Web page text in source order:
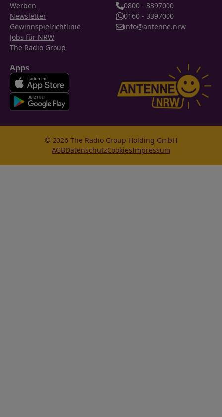
Werben
Newsletter
Gewinnspielrichtlinie
Jobs für NRW
The Radio Group
0800 - 3397000
0160 - 3397000
info@antenne.nrw
Apps
© 2026 The Radio Group Holding GmbH
AGBDatenschutzCookiesImpressum